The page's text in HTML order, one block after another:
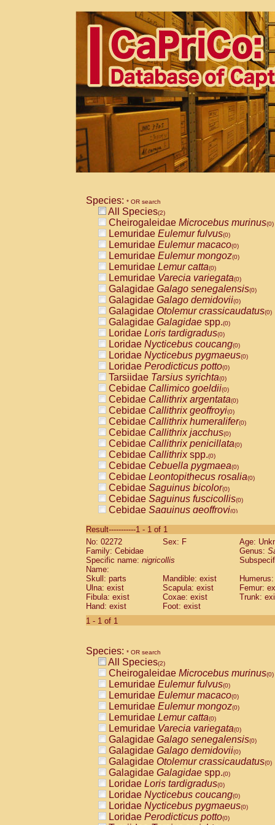
Species: * OR search
All Species(2)
Cheirogaleidae Microcebus murinus(0)
Lemuridae Eulemur fulvus(0)
Lemuridae Eulemur macaco(0)
Lemuridae Eulemur mongoz(0)
Lemuridae Lemur catta(0)
Lemuridae Varecia variegata(0)
Galagidae Galago senegalensis(0)
Galagidae Galago demidovii(0)
Galagidae Otolemur crassicaudatus(0)
Galagidae Galagidae spp.(0)
Loridae Loris tardigradus(0)
Loridae Nycticebus coucang(0)
Loridae Nycticebus pygmaeus(0)
Loridae Perodicticus potto(0)
Tarsiidae Tarsius syrichta(0)
Cebidae Callimico goeldii(0)
Cebidae Callithrix argentata(0)
Cebidae Callithrix geoffroyi(0)
Cebidae Callithrix humeralifer(0)
Cebidae Callithrix jacchus(0)
Cebidae Callithrix penicillata(0)
Cebidae Callithrixspp.(0)
Cebidae Cebuella pygmaea(0)
Cebidae Leontopithecus rosalia(0)
Cebidae Saguinus bicolor(0)
Cebidae Saguinus fuscicollis(0)
Cebidae Saguinus geoffroyi(0)
CebidaeSaguinus labiatus(0)
Cebidae Saguinus leucopus (0)
Cebidae
CebidaeSaguinus mystax
Cebidae Saguinus nigricollis (1)
Cebidae Saguinus oedipus
Cebidae Saguinus weddelli
Cebidae Saguinusspp.
Cebidae
CebidaeCebus capucinus
CebidaeCebus nigrivittatus
CebidaeCebus spp.(0)
CebidaeSaimiri boliviensis(0)
CebidaeSaimiri sciureus(0)
AtelidaeAlouatta caraya(0)
AtelidaeAlouatta fusca(0)
AtelidaeAlouatta seniculus(0)
AtelidaeAlouattaspp.(0)
AtelidaeAteles belzebuth(0)
AtelidaeAteles geoffroyi(0)
AtelidaeAteles paniscus(0)
AtelidaeAtelesspp.(0)
AtelidaeLagothrix lagothricha(0)
AtelidaeLagothrix lagothricha cana
PitheciidaeCacajao calvus
Result-----------1 - 1 of 1
No: 02272
Sex: F
Age:
Family: Cebidae
Genus:
Specific name: nigricollis
Name:
Skull: parts
Mandible: exist
Ulna: exist
Scapula: exist
Femur:
Fibula: exist
Coxae: exist
Trunk:
Hand: exist
Foot: exist
1 - 1 of 1
Species: * OR search
All Species(2)
Cheirogaleidae Microcebus murinus(0)
Lemuridae Eulemur fulvus(0)
Lemuridae Eulemur macaco(0)
Lemuridae Eulemur mongoz(0)
Lemuridae Lemur catta(0)
Lemuridae Varecia variegata(0)
Galagidae Galago senegalensis(0)
Galagidae Galago demidovii(0)
Galagidae Otolemur crassicaudatus(0)
Galagidae Galagidae spp.(0)
Loridae Loris tardigradus(0)
Loridae Nycticebus coucang(0)
Loridae Nycticebus pygmaeus(0)
Loridae Perodicticus potto(0)